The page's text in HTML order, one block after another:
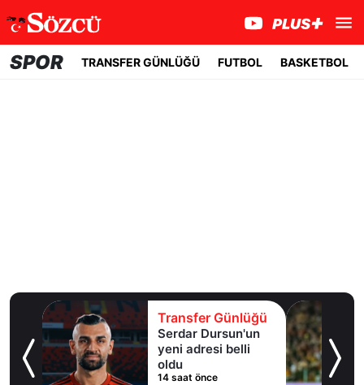
SPOR TRANSFER GÜNLÜĞÜ FUTBOL BASKETBOL
Transfer Günlüğü
Serdar Dursun'un
yeni adresi belli
oldu
14 saat önce